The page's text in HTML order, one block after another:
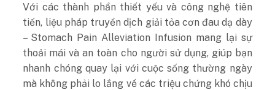
Với các thành phần thiết yếu và công nghệ tiên
tiến, liệu pháp truyền dịch giải tỏa cơn đau dạ dày
– Stomach Pain Alleviation Infusion mang lại sự
thoải mái và an toàn cho người sử dụng, giúp bạn
nhanh chóng quay lại với cuộc sống thường ngày
mà không phải lo lắng về các triệu chứng khó chịu